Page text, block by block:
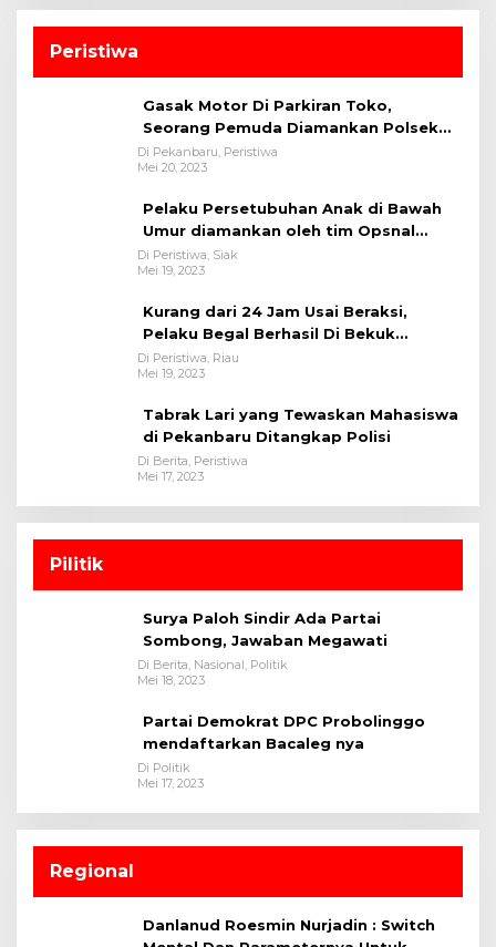
Peristiwa
Gasak Motor Di Parkiran Toko,
Seorang Pemuda Diamankan Polsek
Bukit Raya
Di Pekanbaru, Peristiwa
Mei 20, 2023
Pelaku Persetubuhan Anak di Bawah
Umur diamankan oleh tim Opsnal
Polsek Tualang-Polres Siak-Polda Riau
Di Peristiwa, Siak
Mei 19, 2023
Kurang dari 24 Jam Usai Beraksi,
Pelaku Begal Berhasil Di Bekuk
Satreskrim Polres Kuansing
Di Peristiwa, Riau
Mei 19, 2023
Tabrak Lari yang Tewaskan Mahasiswa
di Pekanbaru Ditangkap Polisi
Di Berita, Peristiwa
Mei 17, 2023
Pilitik
Surya Paloh Sindir Ada Partai
Sombong, Jawaban Megawati
Di Berita, Nasional, Politik
Mei 18, 2023
Partai Demokrat DPC Probolinggo
mendaftarkan Bacaleg nya
Di Politik
Mei 17, 2023
Regional
Danlanud Roesmin Nurjadin : Switch